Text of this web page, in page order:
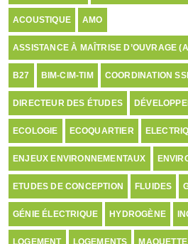
ACOUSTIQUE AMO
ASSISTANCE À MAÎTRISE D’OUVRAGE
B27 BIM-CIM-TIM COORDINATION SSI
DIRECTEUR DES ÉTUDES
ECOLOGIE ECOQUARTIER
ENJEUX ENVIRONNEMENTAUX
ETUDES DE CONCEPTION FLUIDES
GÉNIE ÉLECTRIQUE HYDROGÈNE